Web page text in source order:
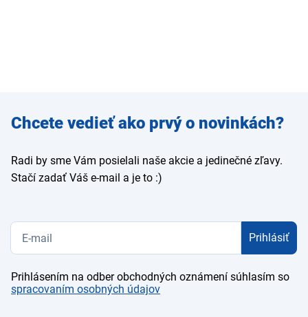
Zadajte
e-mail
Chcete vedieť ako prvý o novinkách?
Radi by sme Vám posielali naše akcie a jedinečné zľavy.
Stačí zadať Váš e-mail a je to :)
Prihlásiť
Prihlásením na odber obchodných oznámení súhlasím so
spracovaním osobných údajov